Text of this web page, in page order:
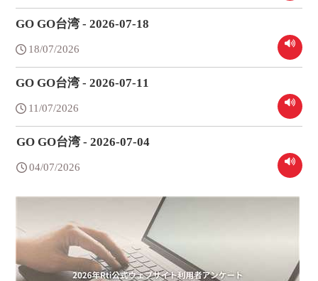
GO GO台湾 - 2026-07-18
18/07/2026
GO GO台湾 - 2026-07-11
11/07/2026
GO GO台湾 - 2026-07-04
04/07/2026